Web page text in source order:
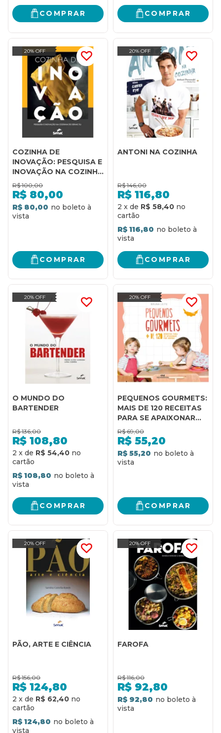
COMPRAR COMPRAR
20% OFF
COZINHA DE
INOVAÇÃO: PESQUISA E
INOVAÇÃO NA COZINHA
DO SENAC RJ
R$ 100,00
R$ 80,00
R$ 80,00
COMPRAR
20% OFF
ANTONI NA COZINHA
R$ 146,00
R$ 116,80
2 x de R$ 58,40
R$ 116,80
COMPRAR
20% OFF
O MUNDO DO
BARTENDER
R$ 136,00
R$ 108,80
2 x de R$ 54,40
R$ 108,80
COMPRAR
20% OFF
PEQUENOS GOURMETS:
MAIS DE 120 RECEITAS
PARA SE APAIXONAR
POR COMIDA
R$ 69,00
R$ 55,20
R$ 55,20
COMPRAR
20% OFF
PÃO, ARTE E CIÊNCIA
R$ 156,00
R$ 124,80
2 x de R$ 62,40
R$ 124,80
20% OFF
FAROFA
R$ 116,00
R$ 92,80
R$ 92,80